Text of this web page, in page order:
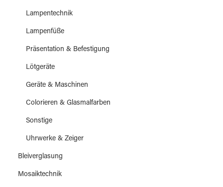
Lampentechnik
Lampenfüße
Präsentation & Befestigung
Lötgeräte
Geräte & Maschinen
Colorieren & Glasmalfarben
Sonstige
Uhrwerke & Zeiger
Bleiverglasung
Mosaiktechnik